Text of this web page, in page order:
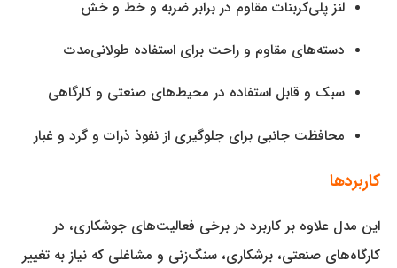
لنز پلی‌کربنات مقاوم در برابر ضربه و خط و خش
دسته‌های مقاوم و راحت برای استفاده طولانی‌مدت
سبک و قابل استفاده در محیط‌های صنعتی و کارگاهی
محافظت جانبی برای جلوگیری از نفوذ ذرات و گرد و غبار
کاربردها
این مدل علاوه بر کاربرد در برخی فعالیت‌های جوشکاری، در
کارگاه‌های صنعتی، برشکاری، سنگ‌زنی و مشاغلی که نیاز به تغییر